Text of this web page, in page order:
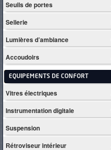
Seuils de portes
Sellerie
Lumières d’ambiance
Accoudoirs
EQUIPEMENTS DE CONFORT
Vitres électriques
Instrumentation digitale
Suspension
Rétroviseur intérieur